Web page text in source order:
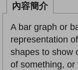
內容簡介
A bar graph or
representation
shapes to show
of something, or